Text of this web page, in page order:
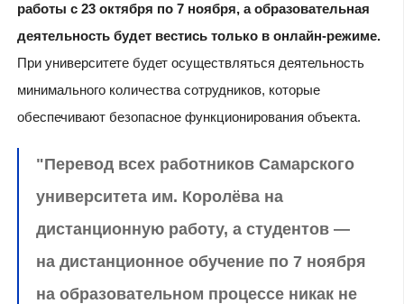
работы с 23 октября по 7 ноября, а образовательная
деятельность будет вестись только в онлайн-режиме.
При университете будет осуществляться деятельность
минимального количества сотрудников, которые
обеспечивают безопасное функционирования объекта.
"Перевод всех работников Самарского
университета им. Королёва на
дистанционную работу, а студентов —
на дистанционное обучение по 7 ноября
на образовательном процессе никак не